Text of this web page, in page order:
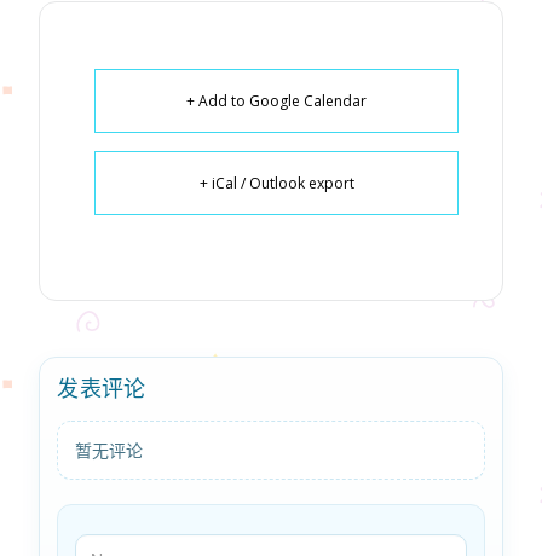
+ Add to Google Calendar
+ iCal / Outlook export
发表评论
暂无评论